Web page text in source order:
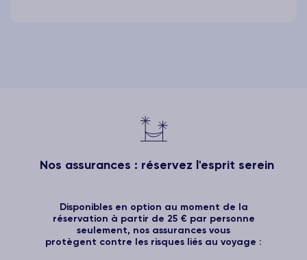
Nos assurances : réservez l'esprit serein
Disponibles en option au moment de la
réservation à partir de 25 € par personne
seulement, nos assurances vous
protègent contre les risques liés au voyage :